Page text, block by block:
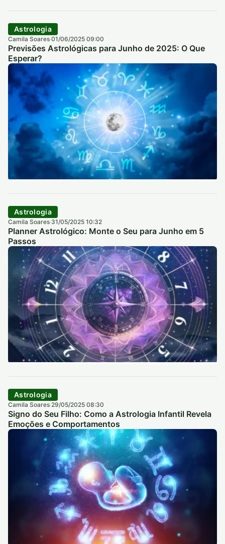
Astrologia
Camila Soares·01/06/2025 09:00
Previsões Astrológicas para Junho de 2025: O Que
Esperar?
Astrologia
Camila Soares·31/05/2025 10:32
Planner Astrológico: Monte o Seu para Junho em 5
Passos
Astrologia
Camila Soares·29/05/2025 08:30
Signo do Seu Filho: Como a Astrologia Infantil Revela
Emoções e Comportamentos